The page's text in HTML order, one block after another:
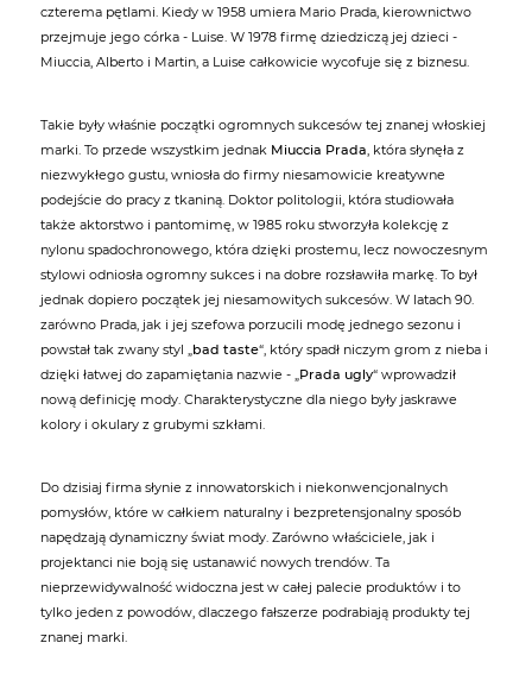
czterema pętlami. Kiedy w 1958 umiera Mario Prada, kierownictwo
przejmuje jego córka - Luise. W 1978 firmę dziedziczą jej dzieci -
Miuccia, Alberto i Martin, a Luise całkowicie wycofuje się z biznesu.
Takie były właśnie początki ogromnych sukcesów tej znanej włoskiej
marki. To przede wszystkim jednak Miuccia Prada, która słynęła z
niezwykłego gustu, wniosła do firmy niesamowicie kreatywne
podejście do pracy z tkaniną. Doktor politologii, która studiowała
także aktorstwo i pantomimę, w 1985 roku stworzyła kolekcję z
nylonu spadochronowego, która dzięki prostemu, lecz nowoczesnym
stylowi odniosła ogromny sukces i na dobre rozsławiła markę. To był
jednak dopiero początek jej niesamowitych sukcesów. W latach 90.
zarówno Prada, jak i jej szefowa porzucili modę jednego sezonu i
powstał tak zwany styl „bad taste“, który spadł niczym grom z nieba i
dzięki łatwej do zapamiętania nazwie - „Prada ugly“ wprowadził
nową definicję mody. Charakterystyczne dla niego były jaskrawe
kolory i okulary z grubymi szkłami.
Do dzisiaj firma słynie z innowatorskich i niekonwencjonalnych
pomysłów, które w całkiem naturalny i bezpretensjonalny sposób
napędzają dynamiczny świat mody. Zarówno właściciele, jak i
projektanci nie boją się ustanawić nowych trendów. Ta
nieprzewidywalność widoczna jest w całej palecie produktów i to
tylko jeden z powodów, dlaczego fałszerze podrabiają produkty tej
znanej marki.